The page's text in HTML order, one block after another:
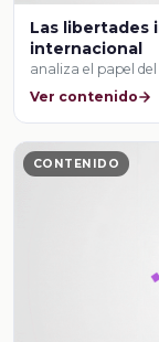
Las libertades
internacional
analiza el papel
Ver contenido
CONTENIDO